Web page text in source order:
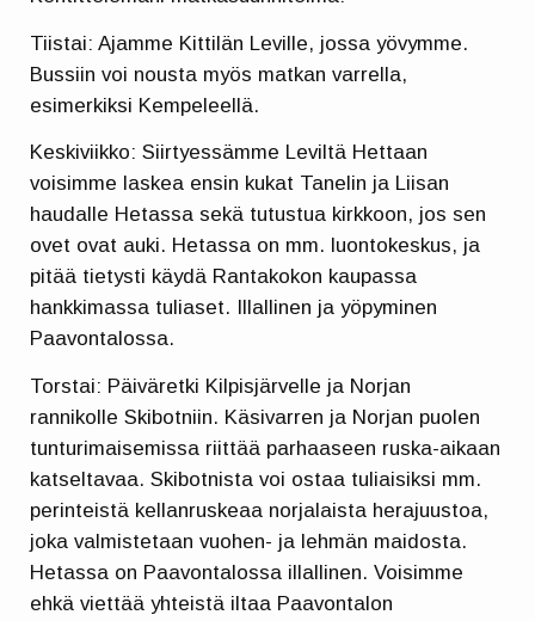
Tiistai: Ajamme Kittilän Leville, jossa yövymme.
Bussiin voi nousta myös matkan varrella,
esimerkiksi Kempeleellä.
Keskiviikko: Siirtyessämme Leviltä Hettaan
voisimme laskea ensin kukat Tanelin ja Liisan
haudalle Hetassa sekä tutustua kirkkoon, jos sen
ovet ovat auki. Hetassa on mm. luontokeskus, ja
pitää tietysti käydä Rantakokon kaupassa
hankkimassa tuliaset. Illallinen ja yöpyminen
Paavontalossa.
Torstai: Päiväretki Kilpisjärvelle ja Norjan
rannikolle Skibotniin. Käsivarren ja Norjan puolen
tunturimaisemissa riittää parhaaseen ruska-aikaan
katseltavaa. Skibotnista voi ostaa tuliaisiksi mm.
perinteistä kellanruskeaa norjalaista herajuustoa,
joka valmistetaan vuohen- ja lehmän maidosta.
Hetassa on Paavontalossa illallinen. Voisimme
ehkä viettää yhteistä iltaa Paavontalon